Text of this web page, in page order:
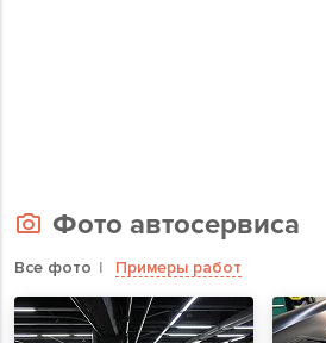
Фото автосервиса
Все фото Примеры работ